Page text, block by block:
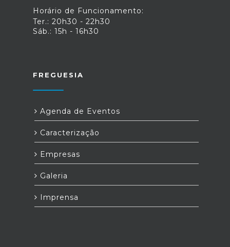
Horário de Funcionamento:
Ter.: 20h30 - 22h30
Sáb.: 15h - 16h30
FREGUESIA
Agenda de Eventos
Caracterização
Empresas
Galeria
Imprensa